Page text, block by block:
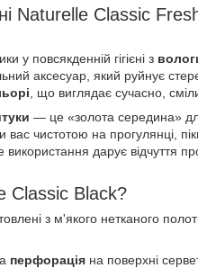
Naturelle Classic
у повсякденній гігієні з
аксесуар, який руйнує
, що виглядає сучасно,
— це «золота середина»
чистотою на прогулянці,
використання дарує відчуття
Classic Black?
з м'якого нетканого
перфорація на поверхні